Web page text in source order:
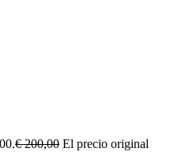
€200,00 El precio original